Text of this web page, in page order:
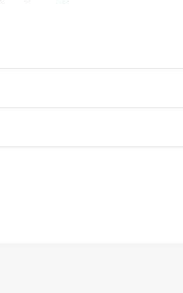
af te stoten, waardoor